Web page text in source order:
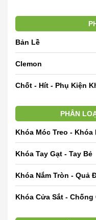
Bản Lề
Clemon
Chốt - Hít - Phụ Kiện
PHÂN
Khóa Móc Treo - Khóa
Khóa Tay Gạt - Tay Bẻ
Khóa Nắm Tròn - Quả
Khóa Cửa Sắt - Chống